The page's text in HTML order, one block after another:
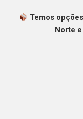
Temos
Norte